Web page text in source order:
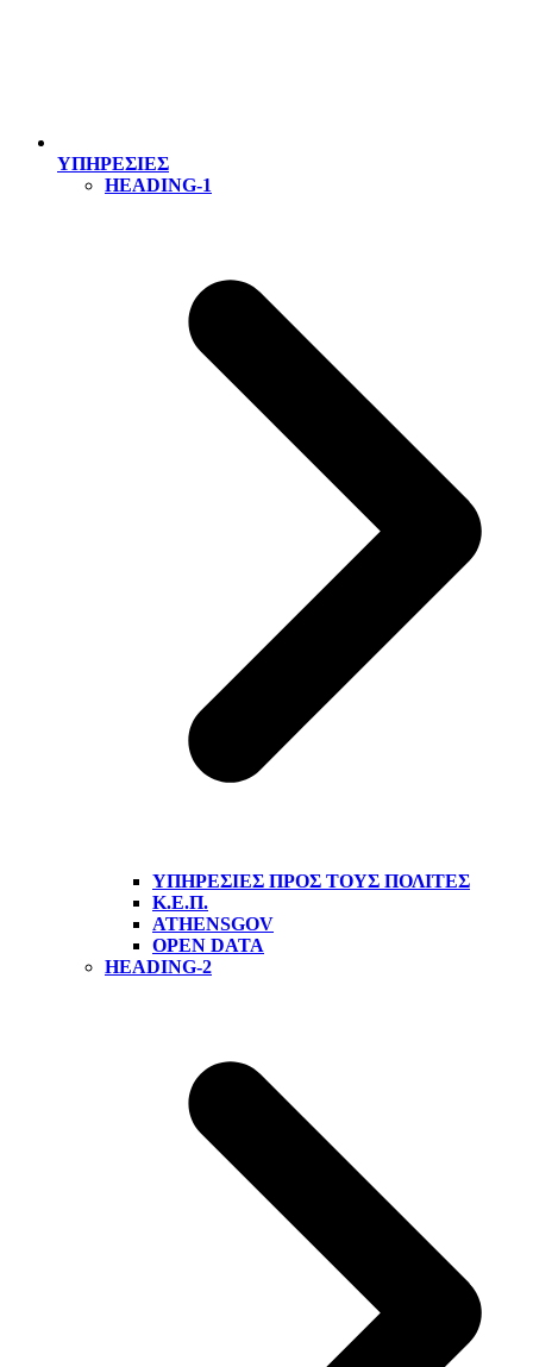
ΥΠΗΡΕΣΙΕΣ
HEADING-1
ΥΠΗΡΕΣΊΕΣ ΠΡΟΣ ΤΟΥΣ ΠΟΛΊΤΕΣ
Κ.Ε.Π.
ATHENSGOV
OPEN DATA
HEADING-2